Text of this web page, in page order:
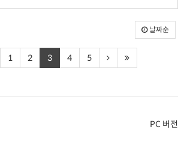
날짜순
1 2 3 4 5
PC 버전